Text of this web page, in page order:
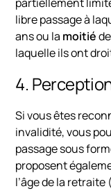
partiellement
libre passage à
ans ou la moitié
laquelle ils ont
4.
Si vous êtes
invalidité, vous
passage sous
proposent
l’âge de la